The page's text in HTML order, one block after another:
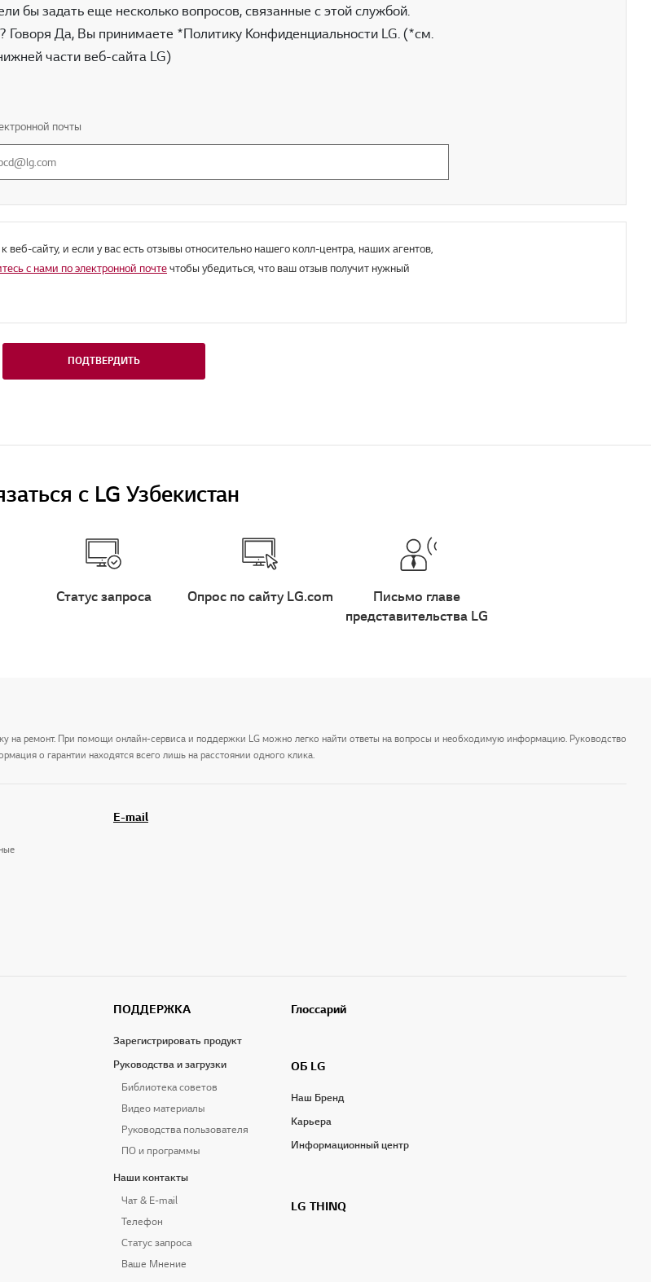
бы задать еще несколько вопросов, связанные с этой службой.
Говоря Да, Вы принимаете *Политику Конфиденциальности LG. (*см.
части веб-сайта LG)
почты
веб-сайту, и если у вас есть отзывы относительно нашего колл-центра, наших агентов,
с нами по электронной почтечтобы убедиться, что ваш отзыв получит нужный
ПОДТВЕРДИТЬ
с LG Узбекистан
Статус запроса Опрос по сайту LG.com
Письмо главе
представительства LG
на ремонт. При помощи онлайн-сервиса и поддержки LG можно легко найти ответы на вопросы и необходимую информацию. Руководство
о гарантии находятся всего лишь на расстоянии одного клика.
E-mail
ПОДДЕРЖКА
Зарегистрировать продукт
Руководства и загрузки
Библиотека советов
Видео материалы
Руководства пользователя
ПО и программы
Наши контакты
Чат & E-mail
Телефон
Статус запроса
Ваше Мнение
Глоссарий
ОБ LG
Наш Бренд
Карьера
Информационный центр
LG THINQ